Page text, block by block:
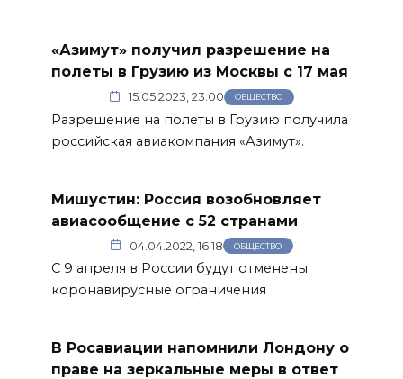
«Азимут» получил разрешение на
полеты в Грузию из Москвы с 17 мая
15.05.2023, 23:00 ОБЩЕСТВО
Разрешение на полеты в Грузию получила
российская авиакомпания «Азимут».
Мишустин: Россия возобновляет
авиасообщение с 52 странами
04.04.2022, 16:18 ОБЩЕСТВО
С 9 апреля в России будут отменены
коронавирусные ограничения
В Росавиации напомнили Лондону о
праве на зеркальные меры в ответ